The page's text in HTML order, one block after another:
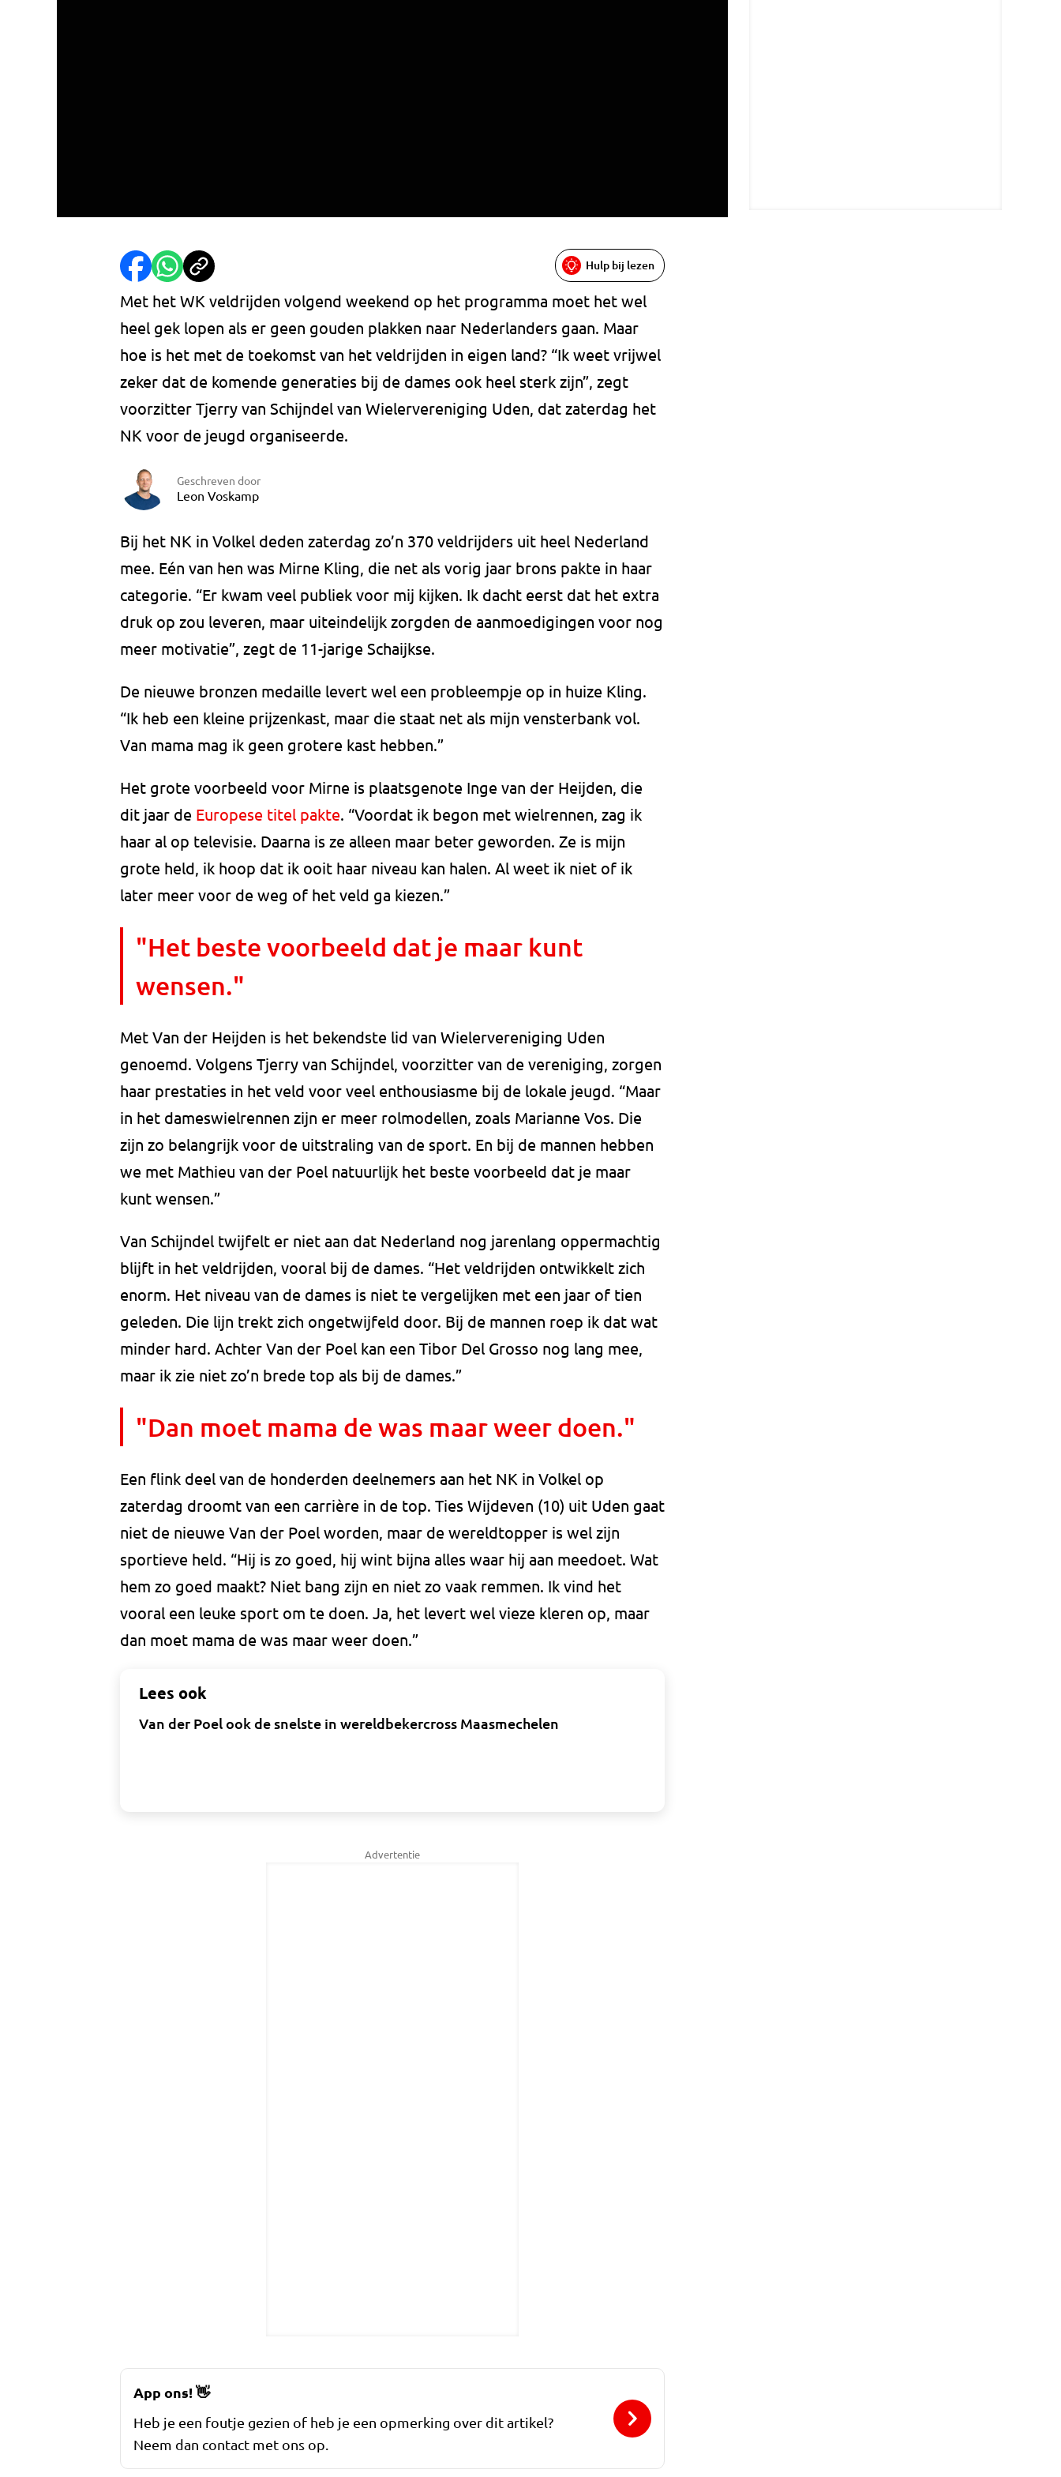
Hulp bij lezen
Met het WK veldrijden volgend weekend op het programma moet het wel
heel gek lopen als er geen gouden plakken naar Nederlanders gaan. Maar
hoe is het met de toekomst van het veldrijden in eigen land? “Ik weet vrijwel
zeker dat de komende generaties bij de dames ook heel sterk zijn”, zegt
voorzitter Tjerry van Schijndel van Wielervereniging Uden, dat zaterdag het
NK voor de jeugd organiseerde.
Geschreven door
Leon Voskamp
Bij het NK in Volkel deden zaterdag zo’n 370 veldrijders uit heel Nederland
mee. Eén van hen was Mirne Kling, die net als vorig jaar brons pakte in haar
categorie. “Er kwam veel publiek voor mij kijken. Ik dacht eerst dat het extra
druk op zou leveren, maar uiteindelijk zorgden de aanmoedigingen voor nog
meer motivatie”, zegt de 11-jarige Schaijkse.
De nieuwe bronzen medaille levert wel een probleempje op in huize Kling.
“Ik heb een kleine prijzenkast, maar die staat net als mijn vensterbank vol.
Van mama mag ik geen grotere kast hebben.”
Het grote voorbeeld voor Mirne is plaatsgenote Inge van der Heijden, die
dit jaar de Europese titel pakte. “Voordat ik begon met wielrennen, zag ik
haar al op televisie. Daarna is ze alleen maar beter geworden. Ze is mijn
grote held, ik hoop dat ik ooit haar niveau kan halen. Al weet ik niet of ik
later meer voor de weg of het veld ga kiezen.”
"Het beste voorbeeld dat je maar kunt
wensen."
Met Van der Heijden is het bekendste lid van Wielervereniging Uden
genoemd. Volgens Tjerry van Schijndel, voorzitter van de vereniging, zorgen
haar prestaties in het veld voor veel enthousiasme bij de lokale jeugd. “Maar
in het dameswielrennen zijn er meer rolmodellen, zoals Marianne Vos. Die
zijn zo belangrijk voor de uitstraling van de sport. En bij de mannen hebben
we met Mathieu van der Poel natuurlijk het beste voorbeeld dat je maar
kunt wensen.”
Van Schijndel twijfelt er niet aan dat Nederland nog jarenlang oppermachtig
blijft in het veldrijden, vooral bij de dames. “Het veldrijden ontwikkelt zich
enorm. Het niveau van de dames is niet te vergelijken met een jaar of tien
geleden. Die lijn trekt zich ongetwijfeld door. Bij de mannen roep ik dat wat
minder hard. Achter Van der Poel kan een Tibor Del Grosso nog lang mee,
maar ik zie niet zo’n brede top als bij de dames.”
"Dan moet mama de was maar weer doen."
Een flink deel van de honderden deelnemers aan het NK in Volkel op
zaterdag droomt van een carrière in de top. Ties Wijdeven (10) uit Uden gaat
niet de nieuwe Van der Poel worden, maar de wereldtopper is wel zijn
sportieve held. “Hij is zo goed, hij wint bijna alles waar hij aan meedoet. Wat
hem zo goed maakt? Niet bang zijn en niet zo vaak remmen. Ik vind het
vooral een leuke sport om te doen. Ja, het levert wel vieze kleren op, maar
dan moet mama de was maar weer doen.”
Lees ook
Van der Poel ook de snelste in wereldbekercross Maasmechelen
Advertentie
App ons!👋
Heb je een foutje gezien of heb je een opmerking over dit artikel?
Neem dan contact met ons op.